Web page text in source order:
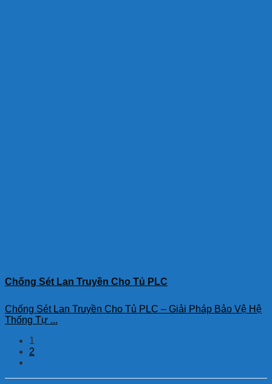
Chống Sét Lan Truyền Cho Tủ PLC
Chống Sét Lan Truyền Cho Tủ PLC – Giải Pháp Bảo Vệ Hệ
Thống Tự ...
1
2